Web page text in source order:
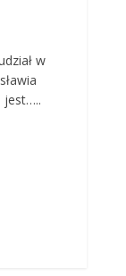
w
jest…..